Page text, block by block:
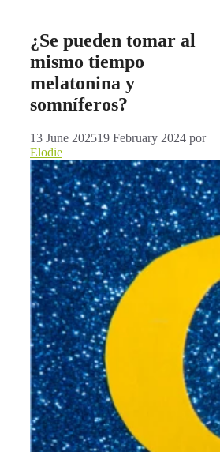
¿Se pueden tomar al
mismo tiempo
melatonina y
somníferos?
13 June 202519 February 2024 por
Elodie